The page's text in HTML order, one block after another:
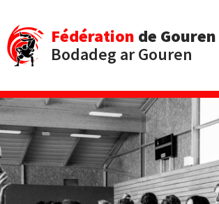
Fédération de Gouren
Bodadeg ar Gouren